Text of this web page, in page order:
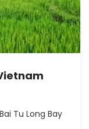
Tu Long Bay